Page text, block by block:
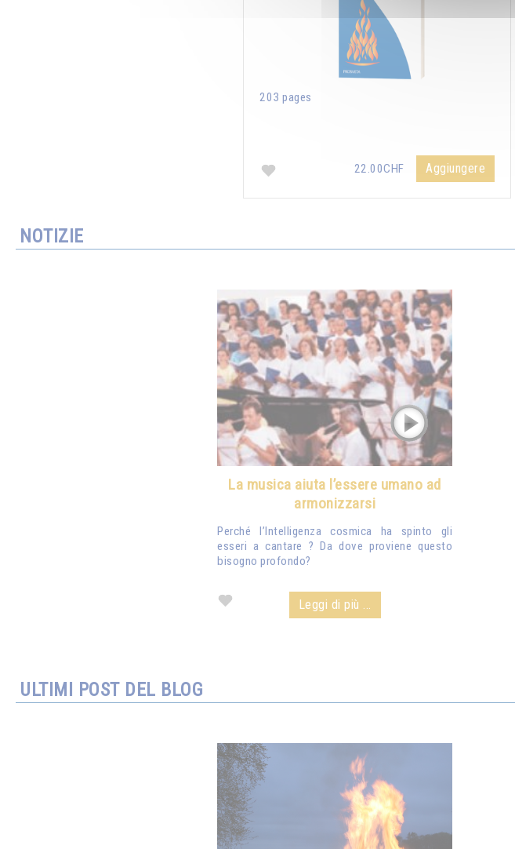
203 pages
22.00CHF Aggiungere
NOTIZIE
La musica aiuta l’essere umano ad
armonizzarsi
Perché l’Intelligenza cosmica ha spinto gli
esseri a cantare ? Da dove proviene questo
bisogno profondo?
Leggi di più ...
ULTIMI POST DEL BLOG